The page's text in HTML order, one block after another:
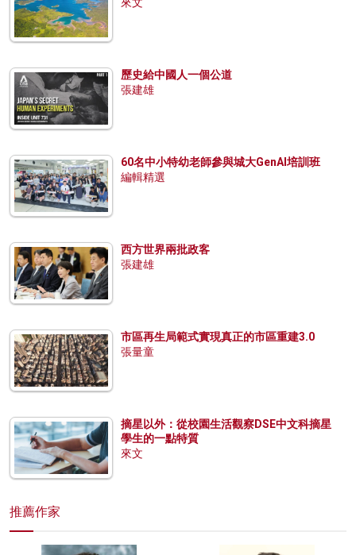
歷史給中國人一個公道
張建雄
60名中小特幼老師參與城大GenAI培訓班
編輯精選
西方世界兩批政客
張建雄
市區再生局範式實現真正的市區重建3.0
張量童
摘星以外：從校園生活觀察DSE中文科摘星
學生的一點特質
來文
推薦作家